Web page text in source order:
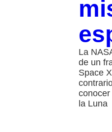
La
de un
Space
la Luna